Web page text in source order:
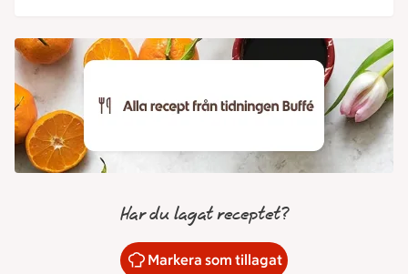
Har du lagat receptet?
Markera som tillagat